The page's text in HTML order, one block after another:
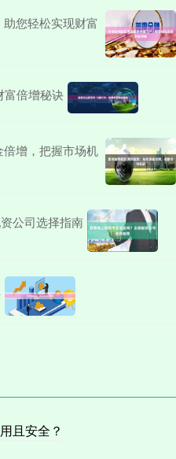
您轻松实现财富
富倍增秘诀
增，把握市场机
公司选择指南
且安全？